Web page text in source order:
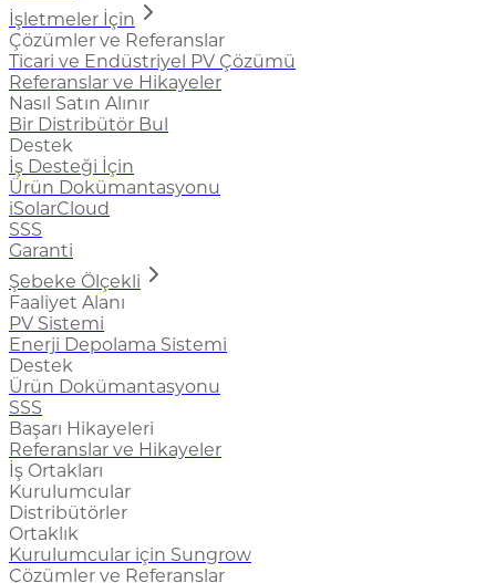
İşletmeler İçin
Çözümler ve Referanslar
Ticari ve Endüstriyel PV Çözümü
Referanslar ve Hikayeler
Nasıl Satın Alınır
Bir Distribütör Bul
Destek
İş Desteği İçin
Ürün Dokümantasyonu
iSolarCloud
SSS
Garanti
Şebeke Ölçekli
Faaliyet Alanı
PV Sistemi
Enerji Depolama Sistemi
Destek
Ürün Dokümantasyonu
SSS
Başarı Hikayeleri
Referanslar ve Hikayeler
İş Ortakları
Kurulumcular
Distribütörler
Ortaklık
Kurulumcular için Sungrow
Çözümler ve Referanslar